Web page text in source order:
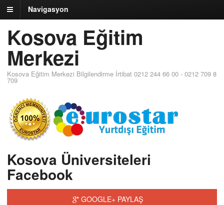
Navigasyon
Kosova Eğitim
Merkezi
Kosova Eğitim Merkezi Bilgilendirme İrtibat 0212 244 66 00 - 0212 709 8
709
Kosova Üniversiteleri
Facebook
GOOGLE+ PAYLAŞ